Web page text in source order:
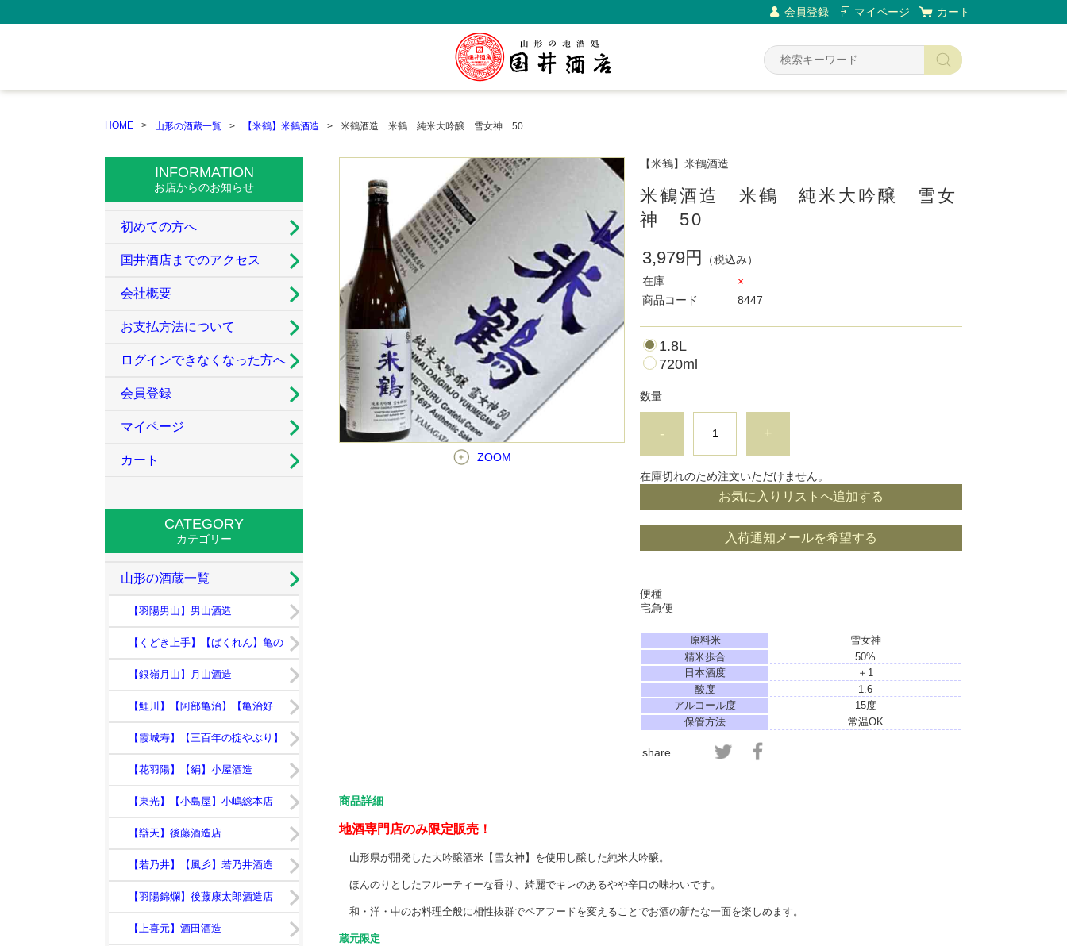
会員登録 マイページ カート
HOME 山形の酒蔵一覧 【米鶴】米鶴酒造 米鶴酒造 米鶴 純米大吟醸 雪女神 50
ZOOM
【米鶴】米鶴酒造
米鶴酒造 米鶴 純米大吟醸 雪女
神 50
3,979円
（税込み）
在庫
×
商品コード
8447
1.8L
720ml
数量
- +
在庫切れのため注文いただけません。
お気に入りリストへ追加する
入荷通知メールを希望する
便種
宅急便
原料米
雪女神
精米歩合
50%
日本酒度
＋1
酸度
1.6
アルコール度
15度
保管方法
常温OK
share
商品詳細
地酒専門店のみ限定販売！
山形県が開発した大吟醸酒米【雪女神】を使用し醸した純米大吟醸。
ほんのりとしたフルーティーな香り、綺麗でキレのあるやや辛口の味わいです。
和・洋・中のお料理全般に相性抜群でペアフードを変えることでお酒の新たな一面を楽しめます。
蔵元限定
INFORMATION
お店からのお知らせ
初めての方へ
国井酒店までのアクセス
会社概要
お支払方法について
ログインできなくなった方へ
会員登録
マイページ
カート
CATEGORY
カテゴリー
山形の酒蔵一覧
【羽陽男山】男山酒造
【くどき上手】【ばくれん】亀の
井酒造
【銀嶺月山】月山酒造
【鯉川】【阿部亀治】【亀治好
日】鯉川酒造
【霞城寿】【三百年の掟やぶり】
寿虎屋酒造
【花羽陽】【絹】小屋酒造
【東光】【小島屋】小嶋総本店
【辯天】後藤酒造店
【若乃井】【風彡】若乃井酒造
【羽陽錦爛】後藤康太郎酒造店
【上喜元】酒田酒造